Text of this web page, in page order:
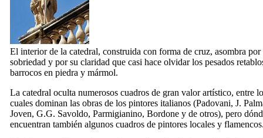
El interior de la catedral, construida con forma de cruz, asombra por
sobriedad y por su claridad que casi hace olvidar los pesados
barrocos en piedra y mármol.
La catedral oculta numerosos cuadros de gran valor artístico, entre
cuales dominan las obras de los pintores italianos (Padovani, J.
Joven, G.G. Savoldo, Parmigianino, Bordone y de otros), pero
encuentran también algunos cuadros de pintores locales y